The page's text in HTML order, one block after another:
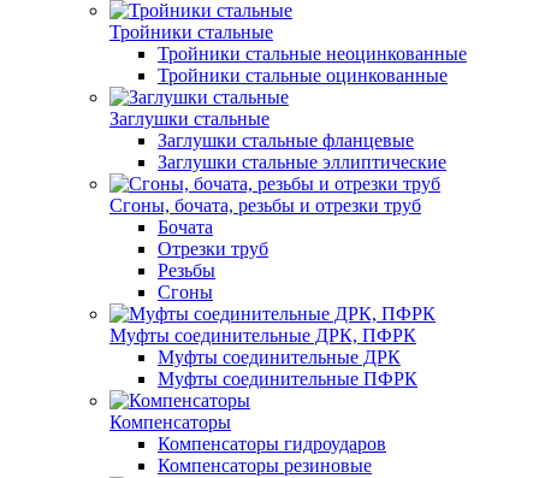
Тройники стальные
Тройники стальные неоцинкованные
Тройники стальные оцинкованные
Заглушки стальные
Заглушки стальные фланцевые
Заглушки стальные эллиптические
Сгоны, бочата, резьбы и отрезки труб
Бочата
Отрезки труб
Резьбы
Сгоны
Муфты соединительные ДРК, ПФРК
Муфты соединительные ДРК
Муфты соединительные ПФРК
Компенсаторы
Компенсаторы гидроударов
Компенсаторы резиновые